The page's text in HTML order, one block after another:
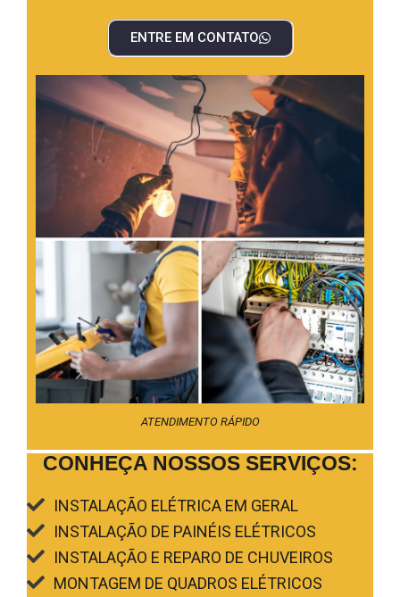
ENTRE EM CONTATO
ATENDIMENTO RÁPIDO
CONHEÇA NOSSOS SERVIÇOS:
INSTALAÇÃO ELÉTRICA EM GERAL
INSTALAÇÃO DE PAINÉIS ELÉTRICOS
INSTALAÇÃO E REPARO DE CHUVEIROS
MONTAGEM DE QUADROS ELÉTRICOS